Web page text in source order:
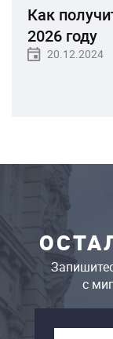
Как
2026 году
20.12.2024
c